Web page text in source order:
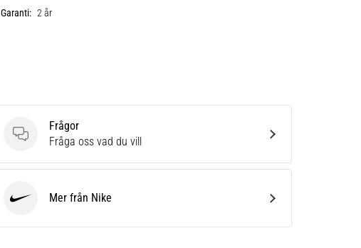
Garanti: 2 år
Frågor
Frågor
Fråga oss vad du vill
Mer från Nike